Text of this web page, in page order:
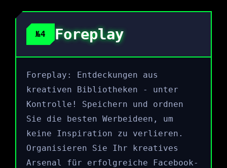
№4 Foreplay
Foreplay: Entdeckungen aus
kreativen Bibliotheken - unter
Kontrolle! Speichern und ordnen
Sie die besten Werbeideen, um
keine Inspiration zu verlieren.
Organisieren Sie Ihr kreatives
Arsenal für erfolgreiche Facebook-